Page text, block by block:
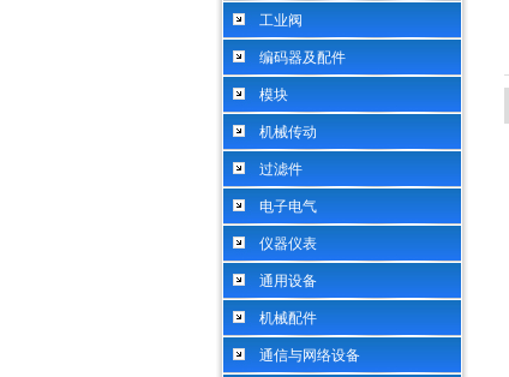
工业阀
编码器及配件
模块
机械传动
过滤件
电子电气
仪器仪表
通用设备
机械配件
通信与网络设备